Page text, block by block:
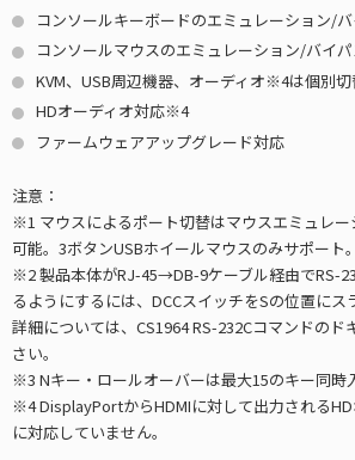
コンソールキーボードのエミュレーション/
コンソールマウスのエミュレーション/バイ
KVM、USB周辺機器、オーディオ※4は個別
HDオーディオ対応※4
ファームウェアアップグレード対応
注意：
※1 マウスによるポート切替はマウスエミュレ
可能。3ボタンUSBホイールマウスのみサポート。
※2 製品本体がRJ-45→DB-9ケーブル経由でRS-
るようにするには、DCCスイッチをSの位置にス
詳細については、CS1964 RS-232Cコマンドの
さい。
※3 Nキー・ロールオーバーは最大15のキー同時
※4 DisplayPortからHDMIに対して出力される
に対応していません。